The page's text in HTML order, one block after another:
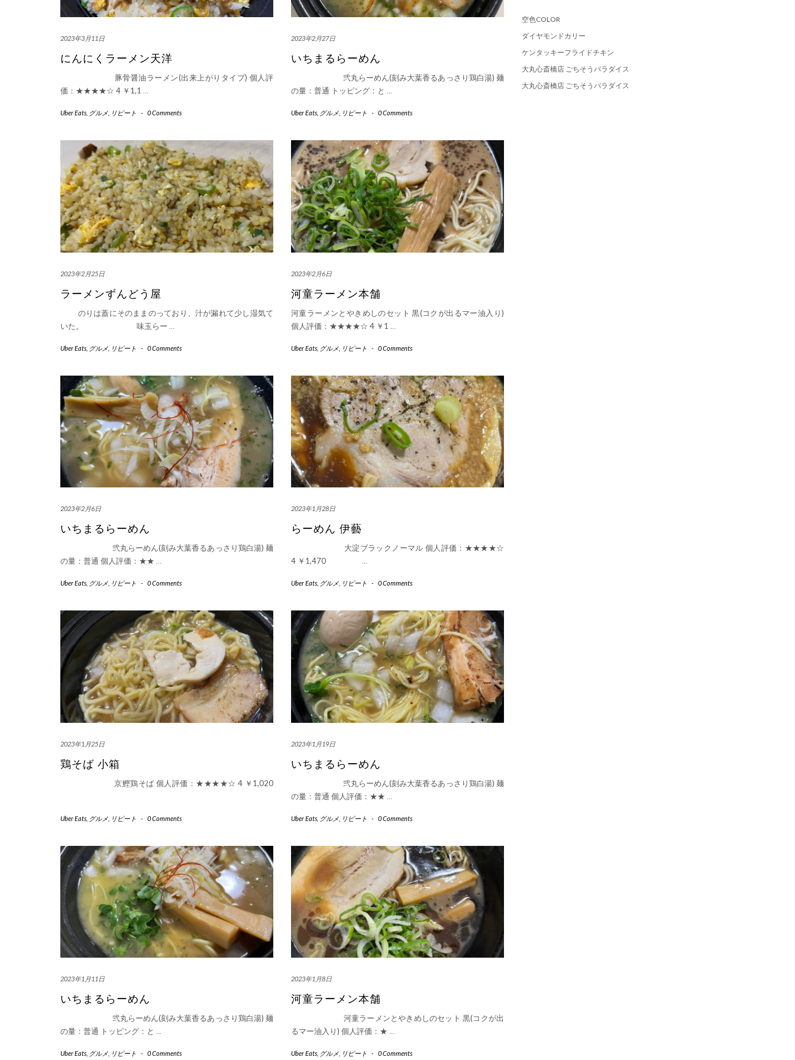
2023年3月11日
にんにくラーメン天洋
豚骨醤油ラーメン(出来上がりタイプ) 個人評
価：★★★★☆ 4 ￥1,1 …
Uber Eats グルメ リピート - 0 Comments
2023年2月27日
いちまるらーめん
弐丸らーめん(刻み大葉香るあっさり鶏白湯) 麺
の量：普通 トッピング：と …
Uber Eats グルメ リピート - 0 Comments
2023年2月25日
ラーメンずんどう屋
のりは蓋にそのままのっており、汁が漏れて少し湿気て
いた。 味玉らー …
Uber Eats グルメ リピート - 0 Comments
2023年2月6日
河童ラーメン本舗
河童ラーメンとやきめしのセット 黒(コクが出るマー油入り)
個人評価：★★★★☆ 4 ￥1 …
Uber Eats グルメ リピート - 0 Comments
2023年2月6日
いちまるらーめん
弐丸らーめん(刻み大葉香るあっさり鶏白湯) 麺
の量：普通 個人評価：★★ …
Uber Eats グルメ リピート - 0 Comments
2023年1月28日
らーめん 伊藝
大淀ブラックノーマル 個人評価：★★★★☆
4 ￥1,470 …
Uber Eats グルメ リピート - 0 Comments
2023年1月25日
鶏そば 小箱
京鰹鶏そば 個人評価：★★★★☆ 4 ￥1,020
Uber Eats グルメ リピート - 0 Comments
2023年1月19日
いちまるらーめん
弐丸らーめん(刻み大葉香るあっさり鶏白湯) 麺
の量：普通 個人評価：★★ …
Uber Eats グルメ リピート - 0 Comments
2023年1月11日
いちまるらーめん
弐丸らーめん(刻み大葉香るあっさり鶏白湯) 麺
の量：普通 トッピング：と …
Uber Eats グルメ リピート - 0 Comments
2023年1月8日
河童ラーメン本舗
河童ラーメンとやきめしのセット 黒(コクが出
るマー油入り) 個人評価：★ …
Uber Eats グルメ リピート - 0 Comments
空色COLOR
ダイヤモンドカリー
ケンタッキーフライドチキン
大丸心斎橋店 ごちそうパラダイス
大丸心斎橋店 ごちそうパラダイス